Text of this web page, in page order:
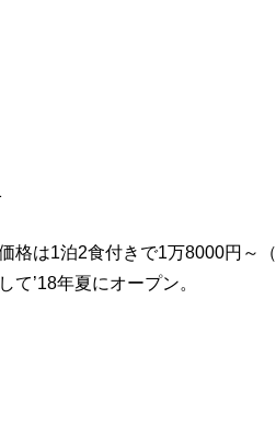
格は1泊2食付きで1万8000円～
’18年夏にオープン。